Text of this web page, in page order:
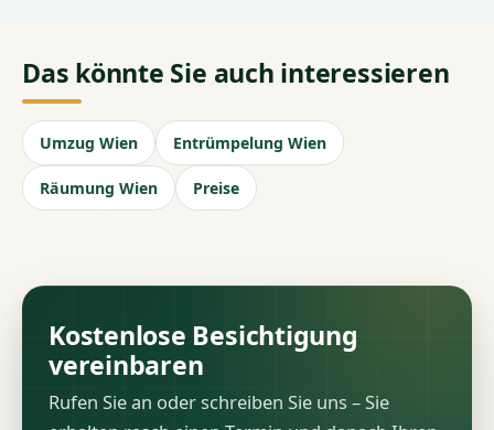
Das könnte Sie auch interessieren
Umzug Wien Entrümpelung Wien
Räumung Wien Preise
Kostenlose Besichtigung
vereinbaren
Rufen Sie an oder schreiben Sie uns – Sie